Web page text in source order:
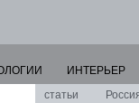
ИНТЕРЬЕР
статьи